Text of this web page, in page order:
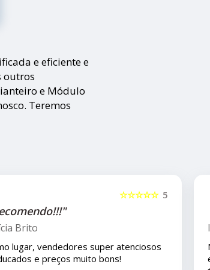
e eficiente e
outros
e Módulo
Teremos
5
☆☆☆☆☆
compramos uma peça para o carro com
pelo mercado livre e viajamos pouco